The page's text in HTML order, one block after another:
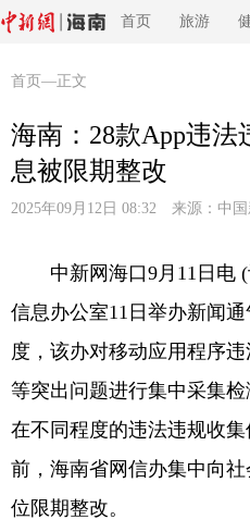
首页 旅游
首页 —正文
海南：28款App违
息被限期整改
2025年09月12日 08:32 来源： 中
中新网海口9月11日电 (
信息办公室11日举办新闻
度，该办对移动应用程序
等突出问题进行集中采集
在不同程度的违法违规收
前，海南省网信办集中向
位限期整改。